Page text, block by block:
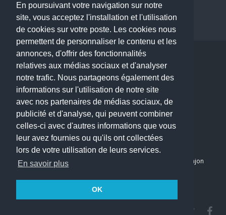
En poursuivant votre navigation sur notre
site, vous acceptez l'installation et l'utilisation
de cookies sur votre poste. Les cookies nous
permettent de personnaliser le contenu et les
annonces, d'offrir des fonctionnalités
relatives aux médias sociaux et d'analyser
notre trafic. Nous partageons également des
informations sur l'utilisation de notre site
avec nos partenaires de médias sociaux, de
publicité et d'analyse, qui peuvent combiner
celles-ci avec d'autres informations que vous
leur avez fournies ou qu'ils ont collectées
lors de votre utilisation de leurs services.
En savoir plus
OK
Copyright © 2026 . All Rights Reserved.
choisirunmedecin@gmail.com
Nous contacter
Accueil
Blog
Mon compte
Dernier avis : PASCAL DELCAMPE, Chirurgien maxillo-faciale à Arpajon